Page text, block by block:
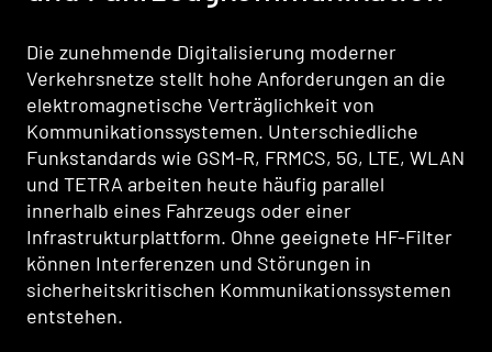
Die zunehmende Digitalisierung moderner
Verkehrsnetze stellt hohe Anforderungen an die
elektromagnetische Verträglichkeit von
Kommunikationssystemen. Unterschiedliche
Funkstandards wie GSM-R, FRMCS, 5G, LTE, WLAN
und TETRA arbeiten heute häufig parallel
innerhalb eines Fahrzeugs oder einer
Infrastrukturplattform. Ohne geeignete HF-Filter
können Interferenzen und Störungen in
sicherheitskritischen Kommunikationssystemen
entstehen.